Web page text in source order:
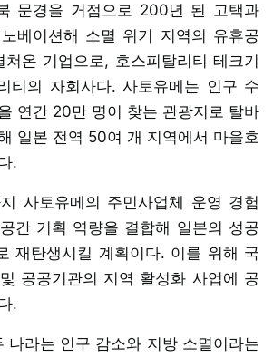
문경을 거점으로 200년 된 고택과
베이션해 소멸 위기 지역의 유휴공
온 기업으로, 호스피탈리티 테크기
티의 자회사다. 사토유메는 인구 수
연간 20만 명이 찾는 관광지로 탈바
일본 전역 50여 개 지역에서 마을호
.
사토유메의 주민사업체 운영 경험
간 기획 역량을 결합해 일본의 성공
재탄생시킬 계획이다. 이를 위해 국
공공기관의 지역 활성화 사업에 공
.
나라는 인구 감소와 지방 소멸이라는